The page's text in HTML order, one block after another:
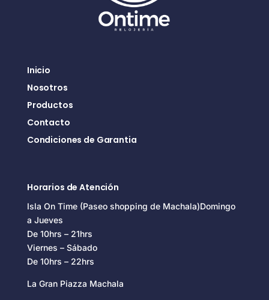
Inicio
Nosotros
Productos
Contacto
Condiciones de Garantia
Horarios de Atención
Isla On Time (Paseo shopping de Machala)Domingo
a Jueves
De 10hrs – 21hrs
Viernes – Sábado
De 10hrs – 22hrs
La Gran Piazza Machala